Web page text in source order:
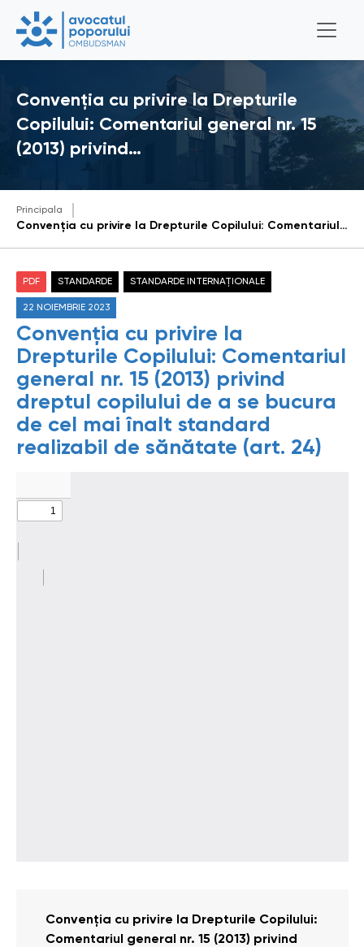
Convenția cu privire la Drepturile
Copilului: Comentariul general nr. 15
(2013) privind…
Principala
Convenția cu privire la Drepturile Copilului: Comentariul general nr. 15 (2013) privind dreptul copilului de a se bucura de cel mai înalt standard realizabil de sănătate (art. 24)
PDF STANDARDE STANDARDE INTERNAȚIONALE
22 NOIEMBRIE 2023
Convenția cu privire la
Drepturile Copilului: Comentariul
general nr. 15 (2013) privind
dreptul copilului de a se bucura
de cel mai înalt standard
realizabil de sănătate (art. 24)
Convenția cu privire la Drepturile Copilului:
Comentariul general nr. 15 (2013) privind